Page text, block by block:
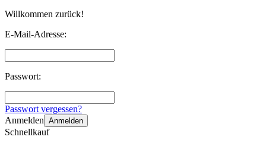
Willkommen zurück!
E-Mail-Adresse:
Passwort:
Passwort vergessen?
Anmelden Anmelden
Schnellkauf